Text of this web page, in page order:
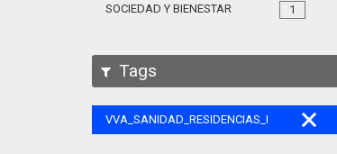
1
SOCIEDAD Y BIENESTAR
Tags
VVA_SANIDAD_RESIDENCIAS_MAYORES_105